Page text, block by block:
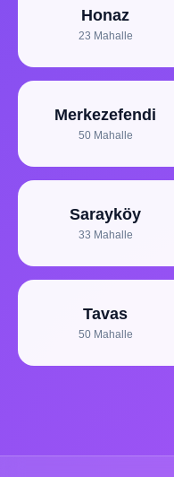
Honaz
23 Mahalle
Merkezefendi
50 Mahalle
Sarayköy
33 Mahalle
Tavas
50 Mahalle